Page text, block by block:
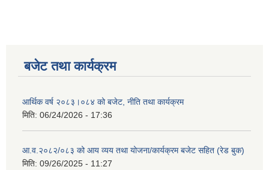
बजेट तथा कार्यक्रम
आर्थिक वर्ष २०८३।०८४ को बजेट, नीति तथा कार्यक्रम
मिति: 06/24/2026 - 17:36
आ.व.२०८२/०८३ को आय व्यय तथा योजना/कार्यक्रम बजेट सहित (रेड बुक)
मिति: 09/26/2025 - 11:27